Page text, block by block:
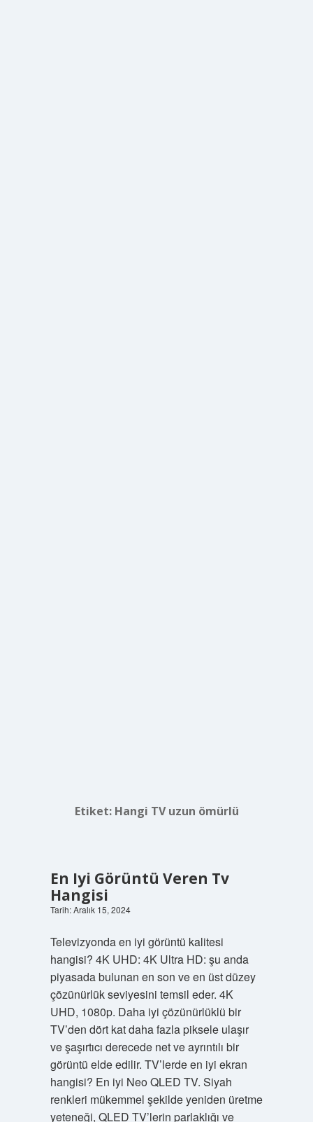
Etiket: Hangi TV uzun ömürlü
En Iyi Görüntü Veren Tv
Hangisi
Tarih: Aralık 15, 2024
Televizyonda en iyi görüntü kalitesi
hangisi? 4K UHD: 4K Ultra HD: şu anda
piyasada bulunan en son ve en üst düzey
çözünürlük seviyesini temsil eder. 4K
UHD, 1080p. Daha iyi çözünürlüklü bir
TV’den dört kat daha fazla piksele ulaşır
ve şaşırtıcı derecede net ve ayrıntılı bir
görüntü elde edilir. TV’lerde en iyi ekran
hangisi? En iyi Neo QLED TV. Siyah
renkleri mükemmel şekilde yeniden üretme
yeteneği, QLED TV’lerin parlaklığı ve